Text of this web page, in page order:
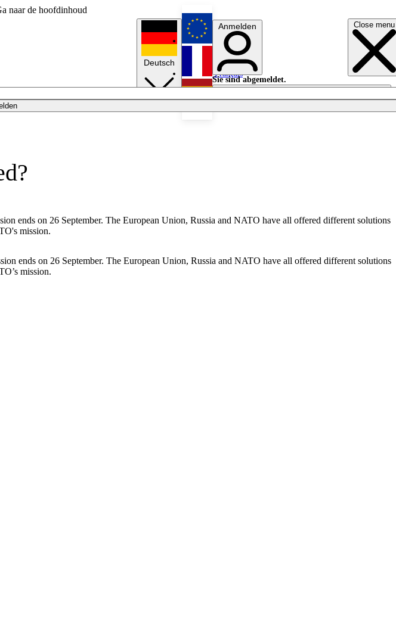
naar de hoofdinhoud
Close menu
Deutsch
English
Français
Anmelden
Sie sind abgemeldet.
Anmelden
Licht aus
ends on 26 September. The European Union, Russia and NATO have all offered different solutions
mission.
ends on 26 September. The European Union, Russia and NATO have all offered different solutions
mission.